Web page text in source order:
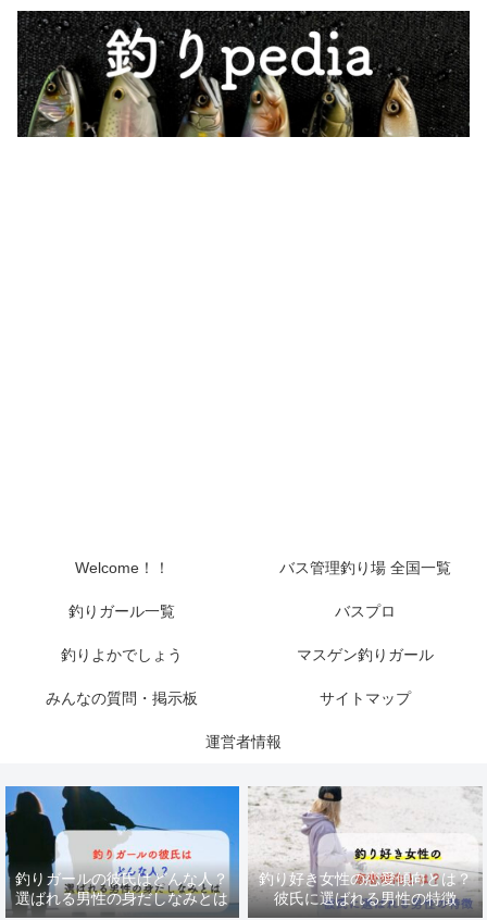
Welcome！！ バス管理釣り場 全国一覧
釣りガール一覧 バスプロ
釣りよかでしょう マスゲン釣りガール
みんなの質問・掲示板 サイトマップ
運営者情報
釣りガールの彼氏はどんな人？
選ばれる男性の身だしなみとは
釣り好き女性の恋愛傾向とは？
彼氏に選ばれる男性の特徴